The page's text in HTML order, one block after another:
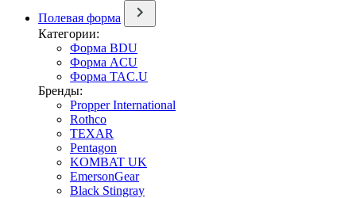
Полевая форма
Категории:
Форма BDU
Форма ACU
Форма TAC.U
Бренды:
Propper International
Rothco
TEXAR
Pentagon
KOMBAT UK
EmersonGear
Black Stingray